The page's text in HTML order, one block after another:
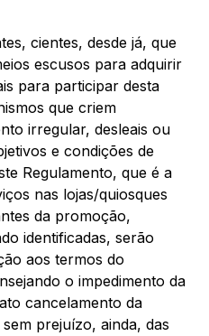
cientes, desde já, que
escusos para adquirir
para participar desta
que criem
irregular, desleais ou
e condições de
Regulamento, que é a
nas lojas/quiosques
da promoção,
identificadas, serão
aos termos do
o impedimento da
cancelamento da
prejuízo, ainda, das